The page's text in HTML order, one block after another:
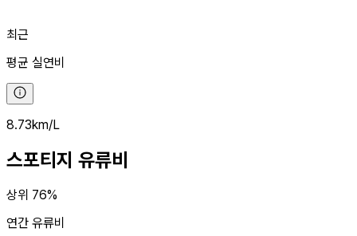
최근
평균 실연비
8.73km/L
스포티지 유류비
상위 76%
연간 유류비